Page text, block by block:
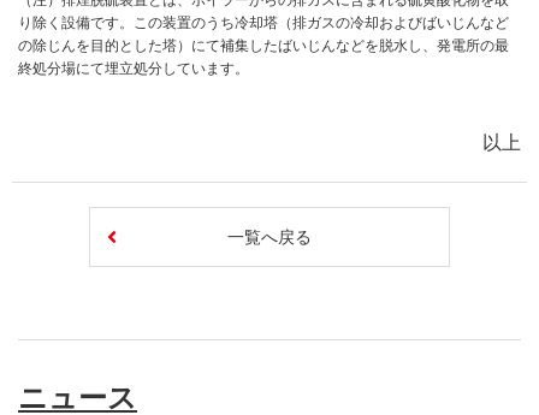
り除く設備です。この装置のうち冷却塔（排ガスの冷却およびばいじんなど
の除じんを目的とした塔）にて補集したばいじんなどを脱水し、発電所の最
終処分場にて埋立処分しています。
以上
一覧へ戻る
ニュース